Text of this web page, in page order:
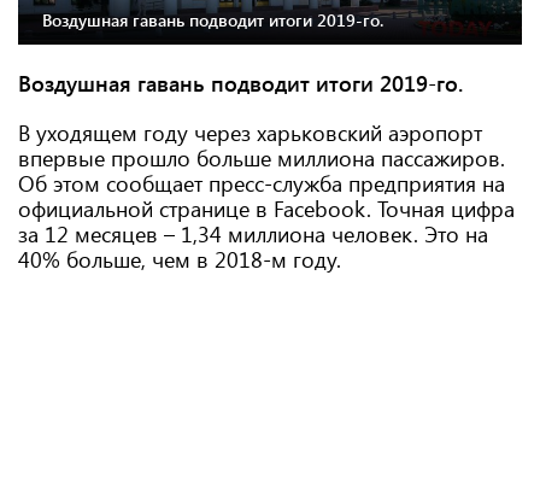
Воздушная гавань подводит итоги 2019-го.
Воздушная гавань подводит итоги 2019-го.
В уходящем году через харьковский аэропорт
впервые прошло больше миллиона пассажиров.
Об этом сообщает пресс-служба предприятия на
официальной странице в Facebook. Точная цифра
за 12 месяцев – 1,34 миллиона человек. Это на
40% больше, чем в 2018-м году.